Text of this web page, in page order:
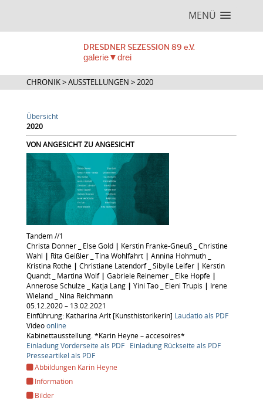
MENÜ
DRESDNER SEZESSION 89 e.V.
galerie▼drei
CHRONIK > AUSSTELLUNGEN > 2020
Übersicht
2020
VON ANGESICHT ZU ANGESICHT
Tandem //1
Christa Donner _ Else Gold | Kerstin Franke-Gneuß _ Christine
Wahl | Rita Geißler _ Tina Wohlfahrt | Annina Hohmuth _
Kristina Rothe | Christiane Latendorf _ Sibylle Leifer| Kerstin
Quandt _ Martina Wolf | Gabriele Reinemer _ Elke Hopfe |
Annerose Schulze _ Katja Lang | Yini Tao _ Eleni Trupis | Irene
Wieland _ Nina Reichmann
05.12.2020 – 13.02.2021
Einführung: Katharina Arlt [Kunsthistorikerin] Laudatio als PDF
Videoonline
Kabinettausstellung. *Karin Heyne – accesoires*
Einladung Vorderseite als PDF Einladung Rückseite als PDF
Presseartikel als PDF
Abbildungen Karin Heyne
Information
Bilder